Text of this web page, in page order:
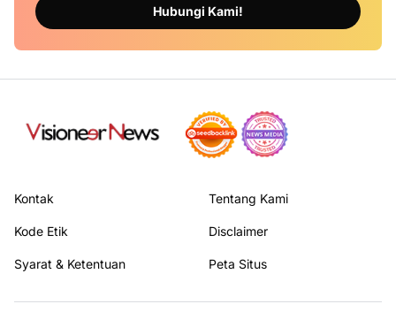
Hubungi Kami!
Kontak Tentang Kami
Kode Etik Disclaimer
Syarat & Ketentuan Peta Situs